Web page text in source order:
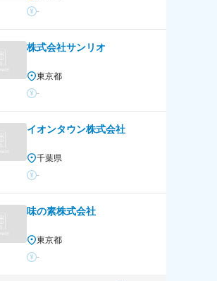
-
株式会社サンリオ
東京都
-
イオンタウン株式会社
千葉県
-
味の素株式会社
東京都
-